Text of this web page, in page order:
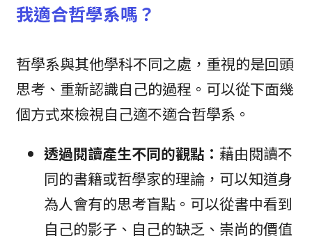
我適合哲學系嗎？
哲學系與其他學科不同之處，重視的是回頭
思考、重新認識自己的過程。可以從下面幾
個方式來檢視自己適不適合哲學系。
透過閱讀產生不同的觀點： 藉由閱讀不
同的書籍或哲學家的理論，可以知道身
為人會有的思考盲點。可以從書中看到
自己的影子、自己的缺乏、崇尚的價值